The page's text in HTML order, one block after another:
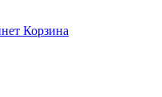
Корзина